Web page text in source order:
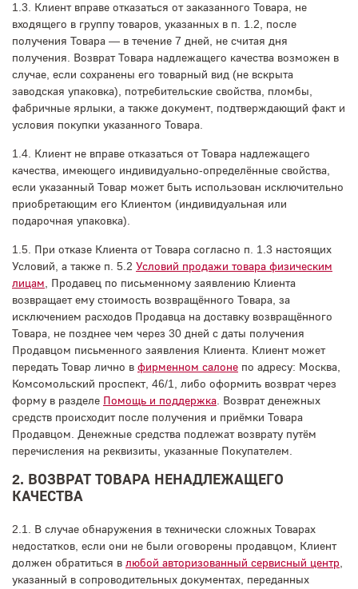
1.3. Клиент вправе отказаться от заказанного Товара, не
входящего в группу товаров, указанных в п. 1.2, после
получения Товара — в течение 7 дней, не считая дня
получения. Возврат Товара надлежащего качества возможен в
случае, если сохранены его товарный вид (не вскрыта
заводская упаковка), потребительские свойства, пломбы,
фабричные ярлыки, а также документ, подтверждающий факт и
условия покупки указанного Товара.
1.4. Клиент не вправе отказаться от Товара надлежащего
качества, имеющего индивидуально-определённые свойства,
если указанный Товар может быть использован исключительно
приобретающим его Клиентом (индивидуальная или
подарочная упаковка).
1.5. При отказе Клиента от Товара согласно п. 1.3 настоящих
Условий, а также п. 5.2 Условий продажи товара физическим
лицам , Продавец по письменному заявлению Клиента
возвращает ему стоимость возвращённого Товара, за
исключением расходов Продавца на доставку возвращённого
Товара, не позднее чем через 30 дней с даты получения
Продавцом письменного заявления Клиента. Клиент может
передать Товар лично в фирменном салоне по адресу: Москва,
Комсомольский проспект, 46/1, либо оформить возврат через
форму в разделе Помощь и поддержка . Возврат денежных
средств происходит после получения и приёмки Товара
Продавцом. Денежные средства подлежат возврату путём
перечисления на реквизиты, указанные Покупателем.
2. ВОЗВРАТ ТОВАРА НЕНАДЛЕЖАЩЕГО
КАЧЕСТВА
2.1. В случае обнаружения в технически сложных Товарах
недостатков, если они не были оговорены продавцом, Клиент
должен обратиться в любой авторизованный сервисный центр
указанный в сопроводительных документах, переданных